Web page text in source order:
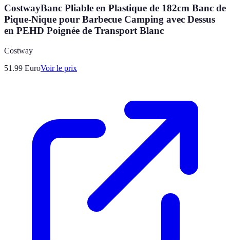
CostwayBanc Pliable en Plastique de 182cm Banc de
Pique-Nique pour Barbecue Camping avec Dessus
en PEHD Poignée de Transport Blanc
Costway
51.99 EuroVoir le prix